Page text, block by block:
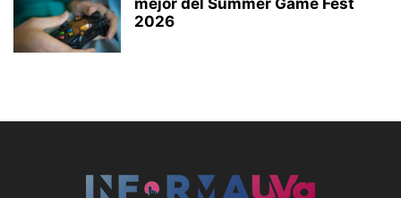
mejor del Summer Game Fest
2026